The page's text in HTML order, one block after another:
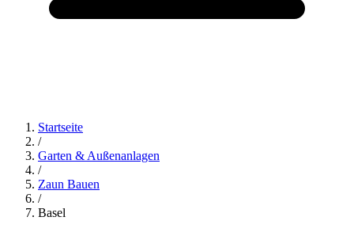
Startseite
/
Garten & Außenanlagen
/
Zaun Bauen
/
Basel